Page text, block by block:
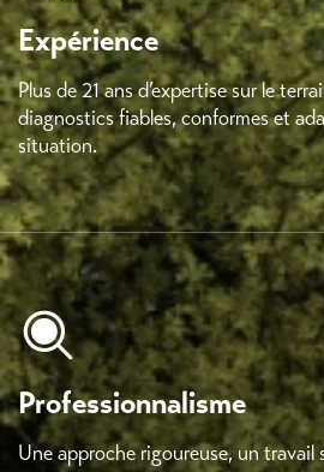
Expérience
Plus de 21 ans d’expertise sur le
diagnostics fiables, conformes et
situation.
Professionnalisme
Une approche rigoureuse, un travail